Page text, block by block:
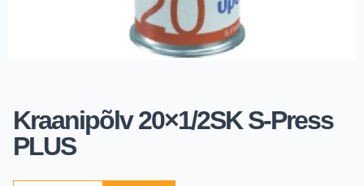
Kraanipõlv 20×1/2SK S-Press
PLUS